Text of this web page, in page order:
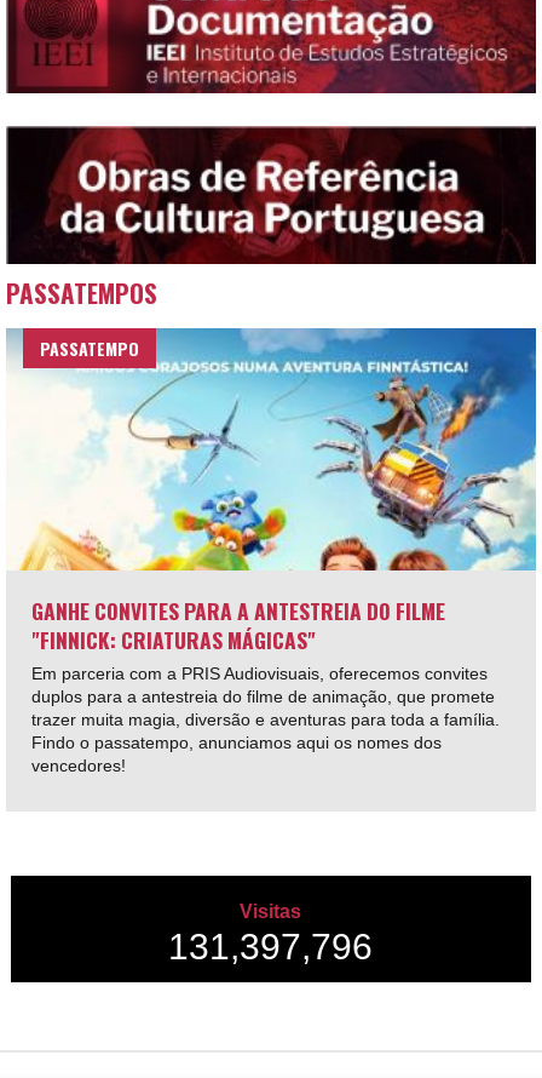
PASSATEMPOS
PASSATEMPO
GANHE CONVITES PARA A ANTESTREIA DO FILME
"FINNICK: CRIATURAS MÁGICAS"
Em parceria com a PRIS Audiovisuais, oferecemos convites
duplos para a antestreia do filme de animação, que promete
trazer muita magia, diversão e aventuras para toda a família.
Findo o passatempo, anunciamos aqui os nomes dos
vencedores!
Visitas
131,397,796